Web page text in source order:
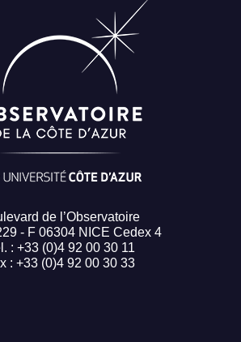
de l’Observatoire
- F 06304 NICE Cedex 4
: +33 (0)4 92 00 30 11
: +33 (0)4 92 00 30 33